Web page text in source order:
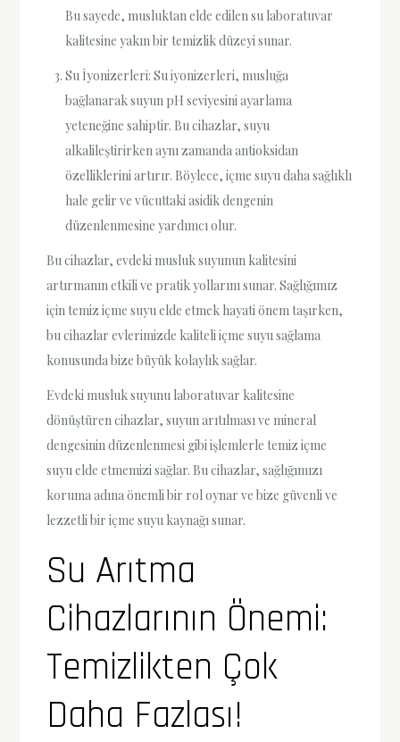
Bu sayede, musluktan elde edilen su laboratuvar
kalitesine yakın bir temizlik düzeyi sunar.
Su İyonizerleri: Su iyonizerleri, musluğa
bağlanarak suyun pH seviyesini ayarlama
yeteneğine sahiptir. Bu cihazlar, suyu
alkalileştirirken aynı zamanda antioksidan
özelliklerini artırır. Böylece, içme suyu daha sağlıklı
hale gelir ve vücuttaki asidik dengenin
düzenlenmesine yardımcı olur.
Bu cihazlar, evdeki musluk suyunun kalitesini
artırmanın etkili ve pratik yollarını sunar. Sağlığımız
için temiz içme suyu elde etmek hayati önem taşırken,
bu cihazlar evlerimizde kaliteli içme suyu sağlama
konusunda bize büyük kolaylık sağlar.
Evdeki musluk suyunu laboratuvar kalitesine
dönüştüren cihazlar, suyun arıtılması ve mineral
dengesinin düzenlenmesi gibi işlemlerle temiz içme
suyu elde etmemizi sağlar. Bu cihazlar, sağlığımızı
koruma adına önemli bir rol oynar ve bize güvenli ve
lezzetli bir içme suyu kaynağı sunar.
Su Arıtma
Cihazlarının Önemi:
Temizlikten Çok
Daha Fazlası!